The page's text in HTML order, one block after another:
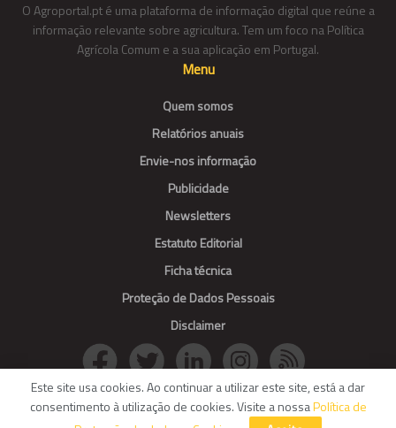
O Agroportal.pt é uma plataforma de informação digital que reúne a
informação relevante sobre agricultura. Tem um foco na Política
Agrícola Comum e a sua aplicação em Portugal.
Menu
Quem somos
Relatórios anuais
Envie-nos informação
Publicidade
Newsletters
Estatuto Editorial
Ficha técnica
Proteção de Dados Pessoais
Disclaimer
© Agroportal. All Rights reserved.
Este site usa cookies. Ao continuar a utilizar este site, está a dar
consentimento à utilização de cookies. Visite a nossaPolítica de